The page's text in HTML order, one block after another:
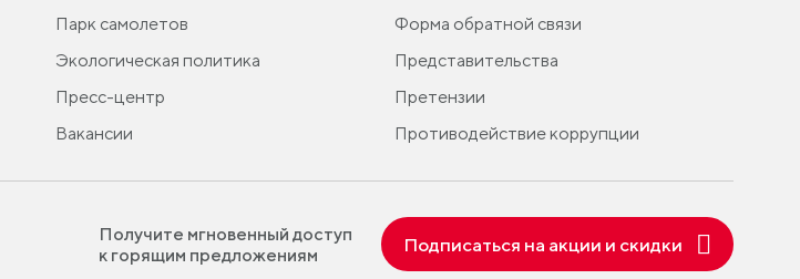
Парк самолетов
Экологическая политика
Пресс-центр
Вакансии
Форма обратной связи
Представительства
Претензии
Противодействие коррупции
Получите мгновенный доступ
к горящим предложениям
Подписаться на акции и скидки